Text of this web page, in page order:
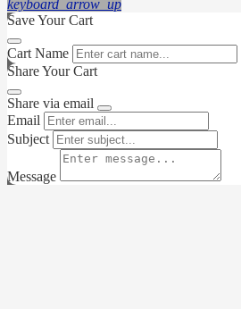
keyboard_arrow_up
Save Your Cart
Cart Name
Share Your Cart
Share via email
Email
Subject
Message